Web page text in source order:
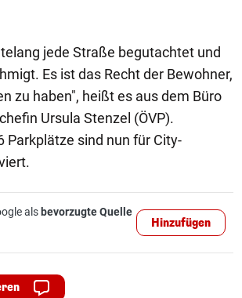
jede Straße begutachtet und
Es ist das Recht der Bewohner,
zu haben", heißt es aus dem Büro
Ursula Stenzel (ÖVP).
Parkplätze sind nun für City-
als bevorzugte Quelle
Hinzufügen